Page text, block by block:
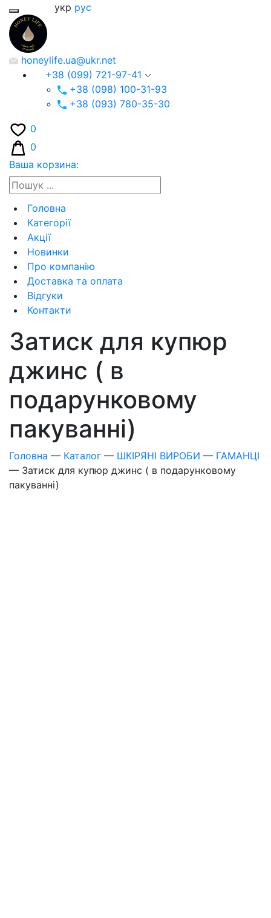
укр рус
honeylife.ua@ukr.net
+38 (099) 721-97-41
+38 (098) 100-31-93
+38 (093) 780-35-30
0
0
Ваша корзина:
Головна
Категорії
Акції
Новинки
Про компанію
Доставка та оплата
Відгуки
Контакти
Затиск для купюр
джинс ( в
подарунковому
пакуванні)
Головна — Каталог — ШКІРЯНІ ВИРОБИ — ГАМАНЦІ
— Затиск для купюр джинс ( в подарунковому
пакуванні)